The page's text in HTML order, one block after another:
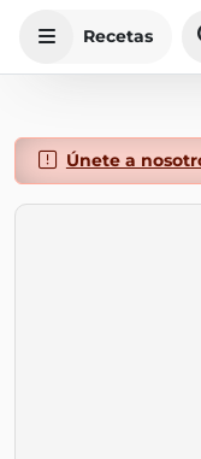
Recetas
Únete a